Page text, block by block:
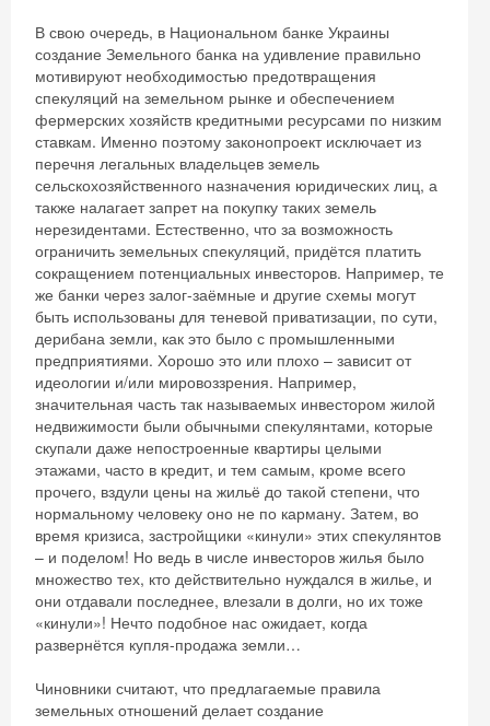
В свою очередь, в Национальном банке Украины
создание Земельного банка на удивление правильно
мотивируют необходимостью предотвращения
спекуляций на земельном рынке и обеспечением
фермерских хозяйств кредитными ресурсами по низким
ставкам. Именно поэтому законопроект исключает из
перечня легальных владельцев земель
сельскохозяйственного назначения юридических лиц, а
также налагает запрет на покупку таких земель
нерезидентами. Естественно, что за возможность
ограничить земельных спекуляций, придётся платить
сокращением потенциальных инвесторов. Например, те
же банки через залог-заёмные и другие схемы могут
быть использованы для теневой приватизации, по сути,
дерибана земли, как это было с промышленными
предприятиями. Хорошо это или плохо – зависит от
идеологии и/или мировоззрения. Например,
значительная часть так называемых инвестором жилой
недвижимости были обычными спекулянтами, которые
скупали даже непостроенные квартиры целыми
этажами, часто в кредит, и тем самым, кроме всего
прочего, вздули цены на жильё до такой степени, что
нормальному человеку оно не по карману. Затем, во
время кризиса, застройщики «кинули» этих спекулянтов
– и поделом! Но ведь в числе инвесторов жилья было
множество тех, кто действительно нуждался в жилье, и
они отдавали последнее, влезали в долги, но их тоже
«кинули»! Нечто подобное нас ожидает, когда
развернётся купля-продажа земли…
Чиновники считают, что предлагаемые правила
земельных отношений делает создание